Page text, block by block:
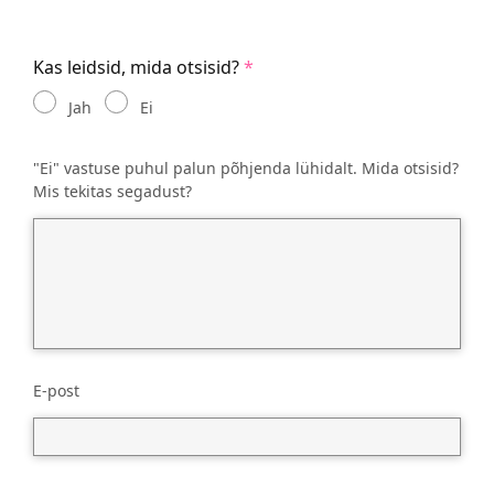
Kas leidsid, mida otsisid?
Jah Ei
"Ei" vastuse puhul palun põhjenda lühidalt. Mida otsisid?
Mis tekitas segadust?
E-post